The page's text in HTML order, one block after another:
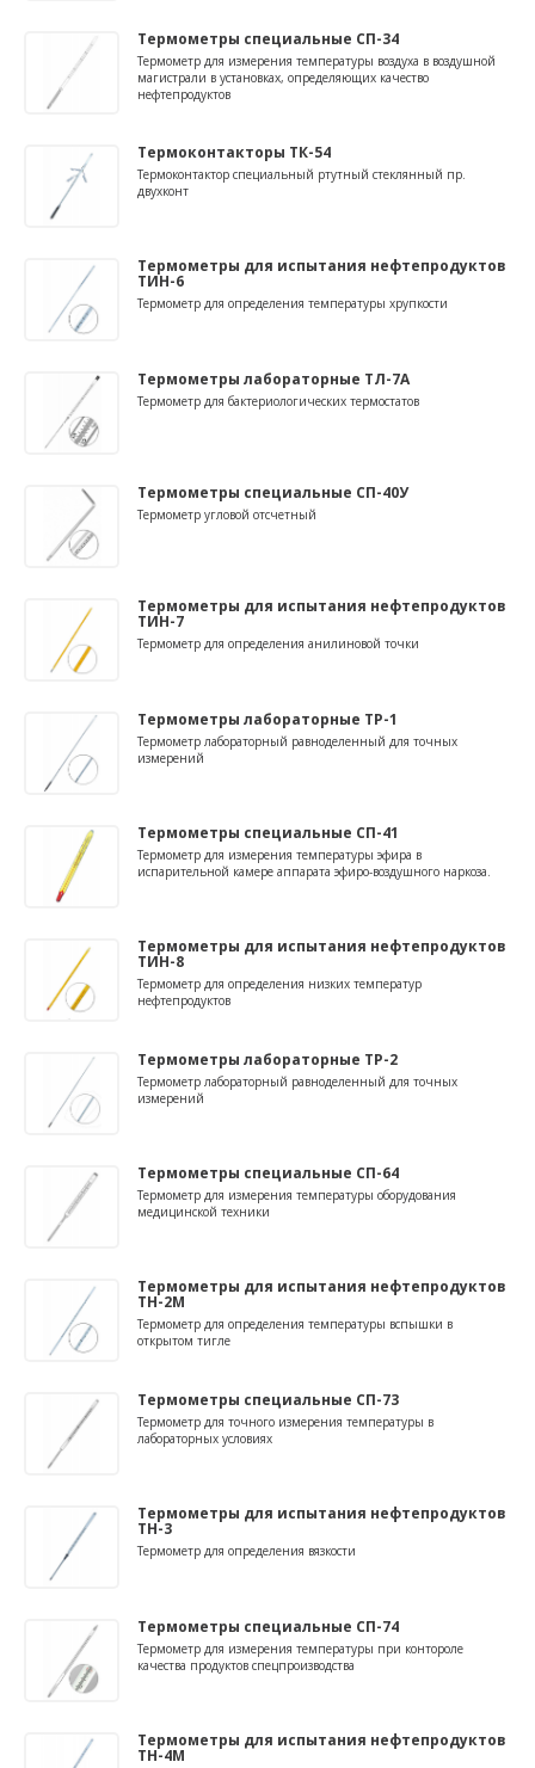
Термометры специальные СП-34
Термометр для измерения температуры воздуха в воздушной
магистрали в установках, определяющих качество
нефтепродуктов
Термоконтакторы ТК-54
Термоконтактор специальный ртутный стеклянный пр.
двухконт
Термометры для испытания нефтепродуктов
ТИН-6
Термометр для определения температуры хрупкости
Термометры лабораторные ТЛ-7А
Термометр для бактериологических термостатов
Термометры специальные СП-40У
Термометр угловой отсчетный
Термометры для испытания нефтепродуктов
ТИН-7
Термометр для определения анилиновой точки
Термометры лабораторные ТР-1
Термометр лабораторный равноделенный для точных
измерений
Термометры специальные СП-41
Термометр для измерения температуры эфира в
испарительной камере аппарата эфиро-воздушного наркоза.
Термометры для испытания нефтепродуктов
ТИН-8
Термометр для определения низких температур
нефтепродуктов
Термометры лабораторные ТР-2
Термометр лабораторный равноделенный для точных
измерений
Термометры специальные СП-64
Термометр для измерения температуры оборудования
медицинской техники
Термометры для испытания нефтепродуктов
ТН-2М
Термометр для определения температуры вспышки в
открытом тигле
Термометры специальные СП-73
Термометр для точного измерения температуры в
лабораторных условиях
Термометры для испытания нефтепродуктов
ТН-3
Термометр для определения вязкости
Термометры специальные СП-74
Термометр для измерения температуры при контороле
качества продуктов спецпроизводства
Термометры для испытания нефтепродуктов
ТН-4М